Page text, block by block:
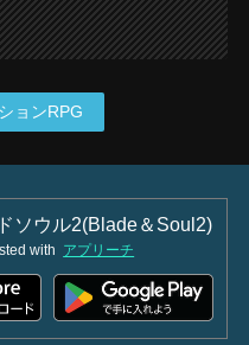
ョンRPG
ソウル2(Blade＆Soul2)
with アプリーチ